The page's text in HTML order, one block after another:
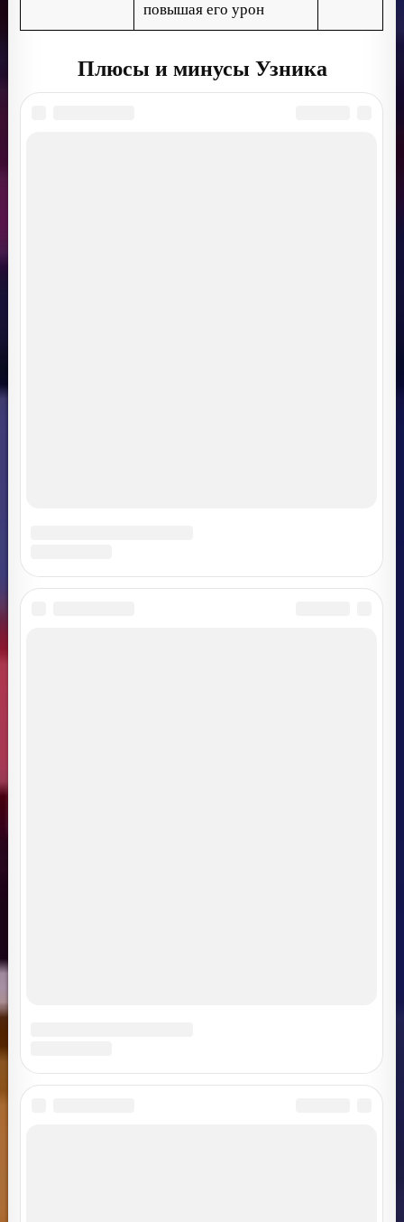
повышая его урон
Плюсы и минусы Узника